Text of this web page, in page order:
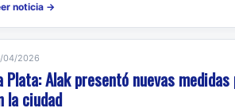
noticia →
04/2026
Plata: Alak presentó nuevas
la ciudad